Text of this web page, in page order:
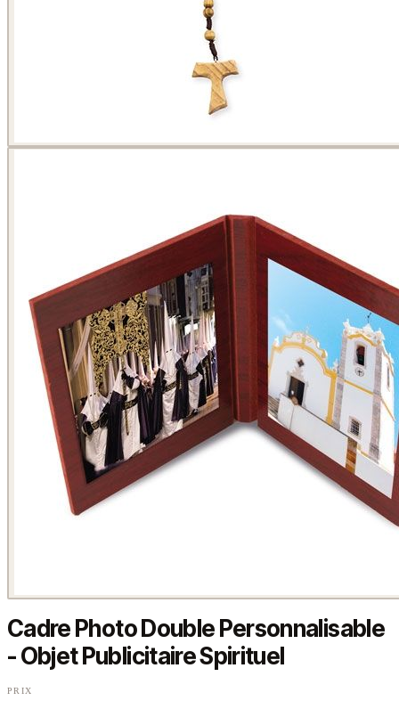
Cadre Photo Double Personnalisable
- Objet Publicitaire Spirituel
PRIX